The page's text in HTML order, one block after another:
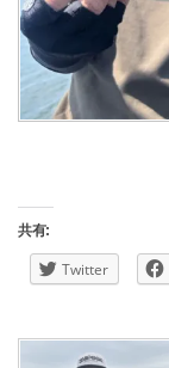
共有:
Twitter